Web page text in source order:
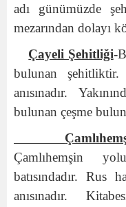
adı günümüzde
mezarından dolayı
Çayeli Şehitliği-
bulunan şehitliktir.
anısınadır.
bulunan çeşme
Çamlıhemşin
batısındadır. Rus
anısınadır.